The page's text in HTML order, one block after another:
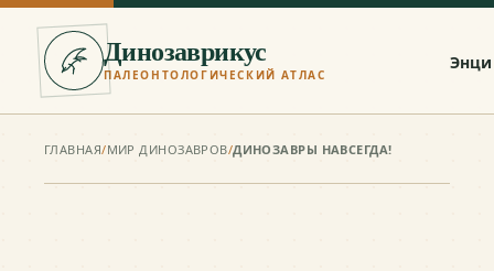
Динозаврикус
ПАЛЕОНТОЛОГИЧЕСКИЙ АТЛАС
ГЛАВНАЯ/МИР ДИНОЗАВРОВ/ДИНОЗАВРЫ НАВСЕГДА!